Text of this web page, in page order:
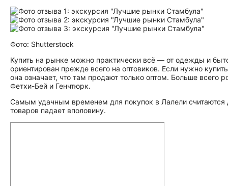
Фото: Shutterstock
Купить на рынке можно практически всё — от одежды и
ориентирован прежде всего на оптовиков. Если нужно
она означает, что там продают только оптом. Больше всего
Фетхи-Бей и Генчтюрк.
Самым удачным временем для покупок в Лалели считаются
товаров падает вполовину.